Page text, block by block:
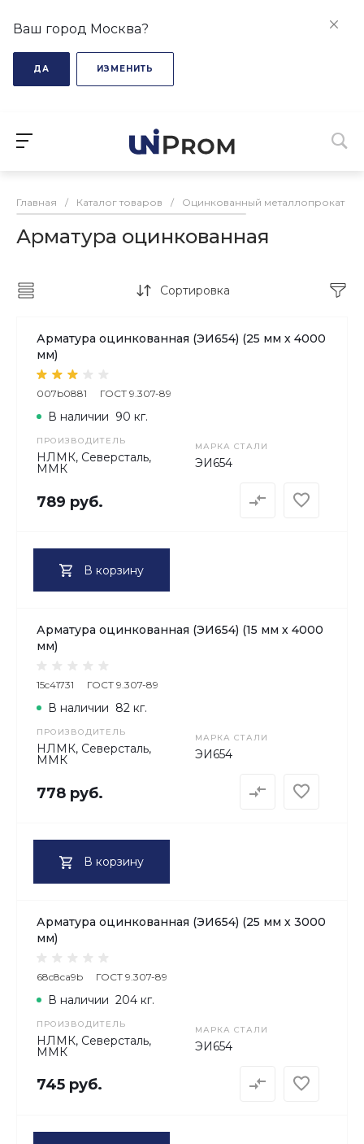
Ваш город Москва?
ДА ИЗМЕНИТЬ
Главная / Каталог товаров / Оцинкованный металлопрокат
Арматура оцинкованная
Сортировка
Арматура оцинкованная (ЭИ654) (25 мм х 4000
мм)
007b0881 ГОСТ 9.307-89
ПРОИЗВОДИТЕЛЬ
НЛМК, Северсталь,
ММК
МАРКА СТАЛИ
ЭИ654
В наличии 90 кг.
789 руб.
В корзину
Арматура оцинкованная (ЭИ654) (15 мм х 4000
мм)
15c41731 ГОСТ 9.307-89
ПРОИЗВОДИТЕЛЬ
НЛМК, Северсталь,
ММК
МАРКА СТАЛИ
ЭИ654
В наличии 82 кг.
778 руб.
В корзину
Арматура оцинкованная (ЭИ654) (25 мм х 3000
мм)
68c8ca9b ГОСТ 9.307-89
ПРОИЗВОДИТЕЛЬ
НЛМК, Северсталь,
ММК
МАРКА СТАЛИ
ЭИ654
В наличии 204 кг.
745 руб.